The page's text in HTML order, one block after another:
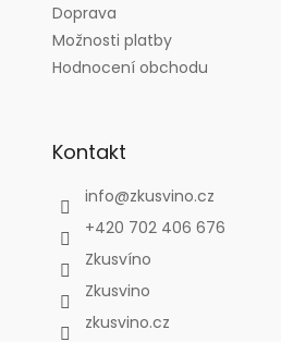
Doprava
Možnosti platby
Hodnocení obchodu
Kontakt
info@zkusvino.cz
+420 702 406 676
Zkusvíno
Zkusvino
zkusvino.cz